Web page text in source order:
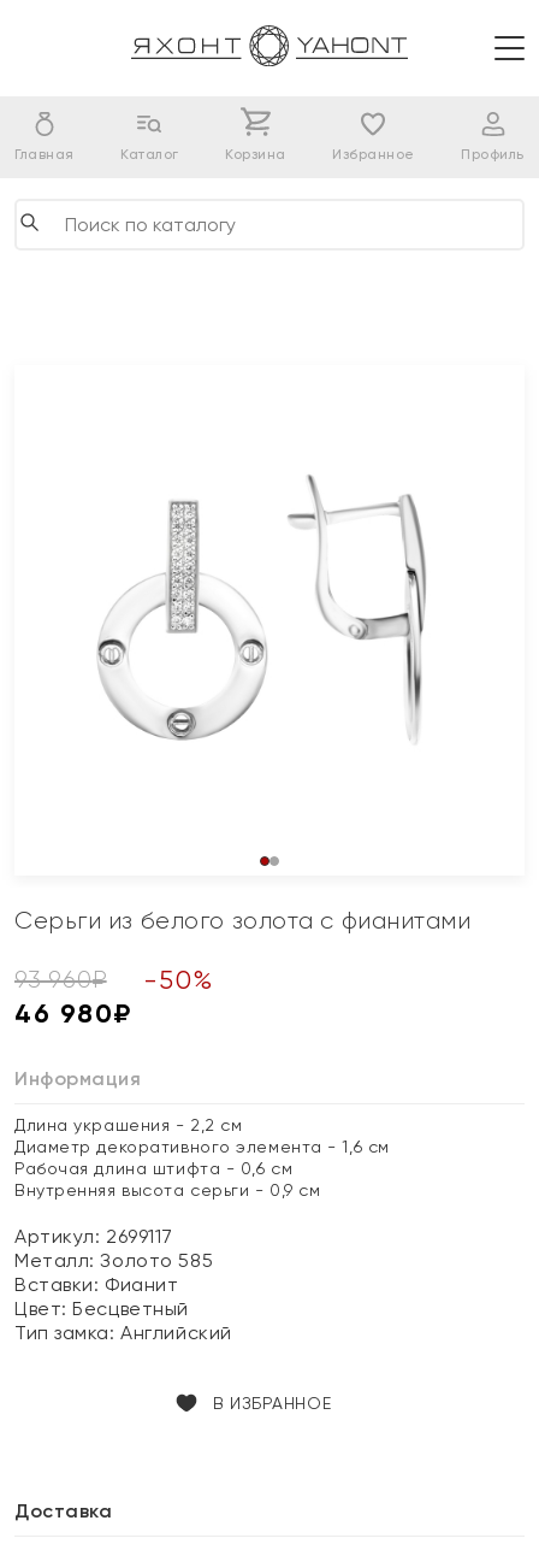
Главная Каталог Корзина Избранное Профиль
Серьги из белого золота с фианитами
93 960₽ -50%
46 980₽
Информация
Длина украшения - 2,2 см
Диаметр декоративного элемента - 1,6 см
Рабочая длина штифта - 0,6 см
Внутренняя высота серьги - 0,9 см
Артикул: 2699117
Металл:Золото 585
Вставки: Фианит
Цвет:Бесцветный
Тип замка:Английский
В ИЗБРАННОЕ
Доставка